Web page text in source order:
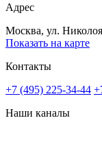
Адрес
Москва, ул.
Показать на карте
Контакты
+7 (495) 225-34-44
Наши каналы